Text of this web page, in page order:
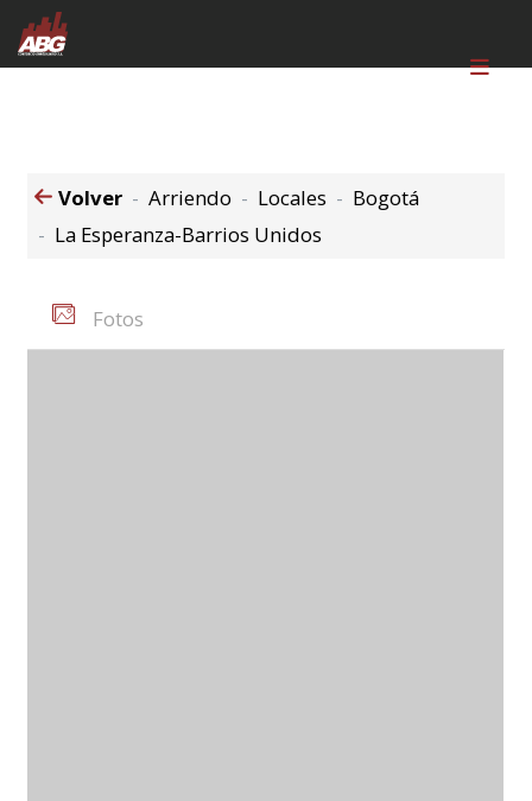
Volver Arriendo Locales
Bogotá
La Esperanza-Barrios Unidos
Fotos